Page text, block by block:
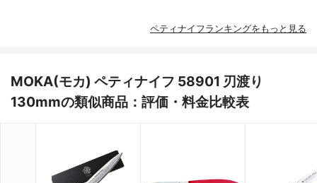
ペティナイフランキングをもっと見る
MOKA(モカ) ペティナイフ 58901 刃渡り
130mmの類似商品：評価・料金比較表